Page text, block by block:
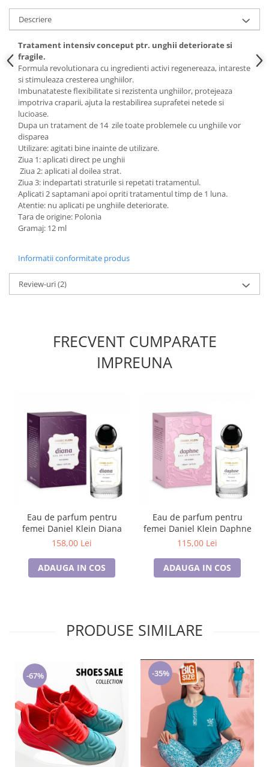
Cadouri pentru Sfânta Maria
Descriere
Tratament intensiv conceput ptr. unghii deteriorate si
fragile.
Formula revolutionara cu ingredienti activi regenereaza, intareste
si stimuleaza cresterea unghiilor.
Imbunatateste flexibilitate si rezistenta unghiilor, protejeaza
impotriva craparii, ajuta la restabilirea suprafetei netede si
lucioase.
Dupa un tratament de 14 zile toate problemele cu unghiile vor
disparea
Utilizare: agitati bine inainte de utilizare.
Ziua 1: aplicati direct pe unghii
Ziua 2: aplicati al doilea strat.
Ziua 3: indepartati straturile si repetati tratamentul.
Aplicati 2 saptamani apoi opriti tratamentul timp de 1 luna.
Atentie: nu aplicati pe unghiile deteriorate.
Tara de origine: Polonia
Gramaj: 12 ml
Informatii conformitate produs
Review-uri(2)
FRECVENT CUMPARATE
IMPREUNA
Eau de parfum pentru
femei Daniel Klein Diana
158,00 Lei
ADAUGA IN COS
Eau de parfum pentru
femei Daniel Klein Daphne
115,00 Lei
ADAUGA IN COS
PRODUSE SIMILARE
-67% -35%